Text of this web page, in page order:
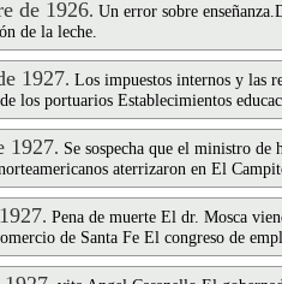
de 1926. Un error sobre
de la leche.
1927. Los impuestos internos y las
los portuarios Establecimientos
1927. Se sospecha que el ministro
aterrizaron en El
. Pena de muerte El dr. Mosca
de Santa Fe El congreso de